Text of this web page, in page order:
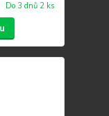
Do 3 dnů 2 ks